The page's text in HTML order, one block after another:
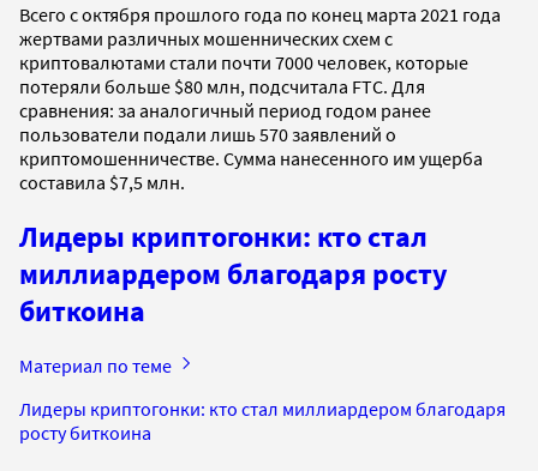
Всего с октября прошлого года по конец марта 2021 года
жертвами различных мошеннических схем с
криптовалютами стали почти 7000 человек, которые
потеряли больше $80 млн, подсчитала FTC. Для
сравнения: за аналогичный период годом ранее
пользователи подали лишь 570 заявлений о
криптомошенничестве. Сумма нанесенного им ущерба
составила $7,5 млн.
Лидеры криптогонки: кто стал
миллиардером благодаря росту
биткоина
Материал по теме
Лидеры криптогонки: кто стал миллиардером благодаря
росту биткоина